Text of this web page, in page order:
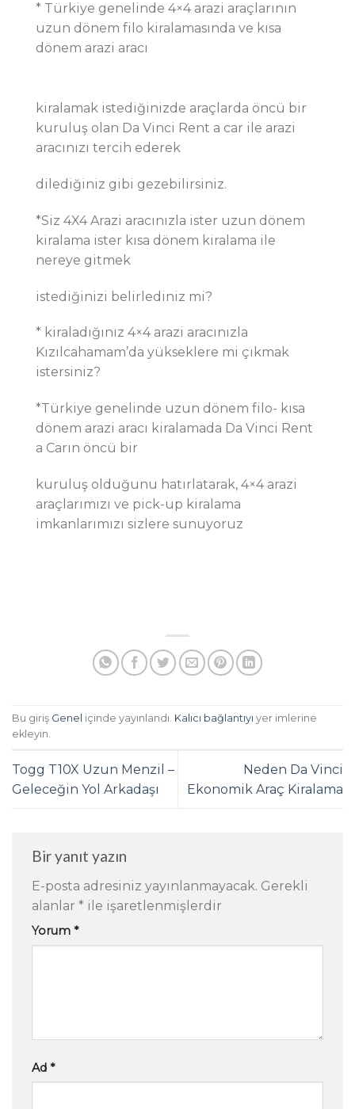
* Türkiye genelinde 4×4 arazi araçlarının
uzun dönem filo kiralamasında ve kısa
dönem arazi aracı
kiralamak istediğinizde araçlarda öncü bir
kuruluş olan Da Vinci Rent a car ile arazi
aracınızı tercih ederek
dilediğiniz gibi gezebilirsiniz.
*Siz 4X4 Arazi aracınızla ister uzun dönem
kiralama ister kısa dönem kiralama ile
nereye gitmek
istediğinizi belirlediniz mi?
* kiraladığınız 4×4 arazi aracınızla
Kızılcahamam’da yükseklere mi çıkmak
istersiniz?
*Türkiye genelinde uzun dönem filo- kısa
dönem arazi aracı kiralamada Da Vinci Rent
a Carın öncü bir
kuruluş olduğunu hatırlatarak, 4×4 arazi
araçlarımızı ve pick-up kiralama
imkanlarımızı sizlere sunuyoruz
Bu giriş Genel içinde yayınlandı. Kalıcı bağlantıyı yer imlerine
ekleyin.
Togg T10X Uzun Menzil –
Geleceğin Yol Arkadaşı
Neden Da Vinci
Ekonomik Araç Kiralama
Bir yanıt yazın
E-posta adresiniz yayınlanmayacak. Gerekli
alanlar * ile işaretlenmişlerdir
Yorum *
Ad *